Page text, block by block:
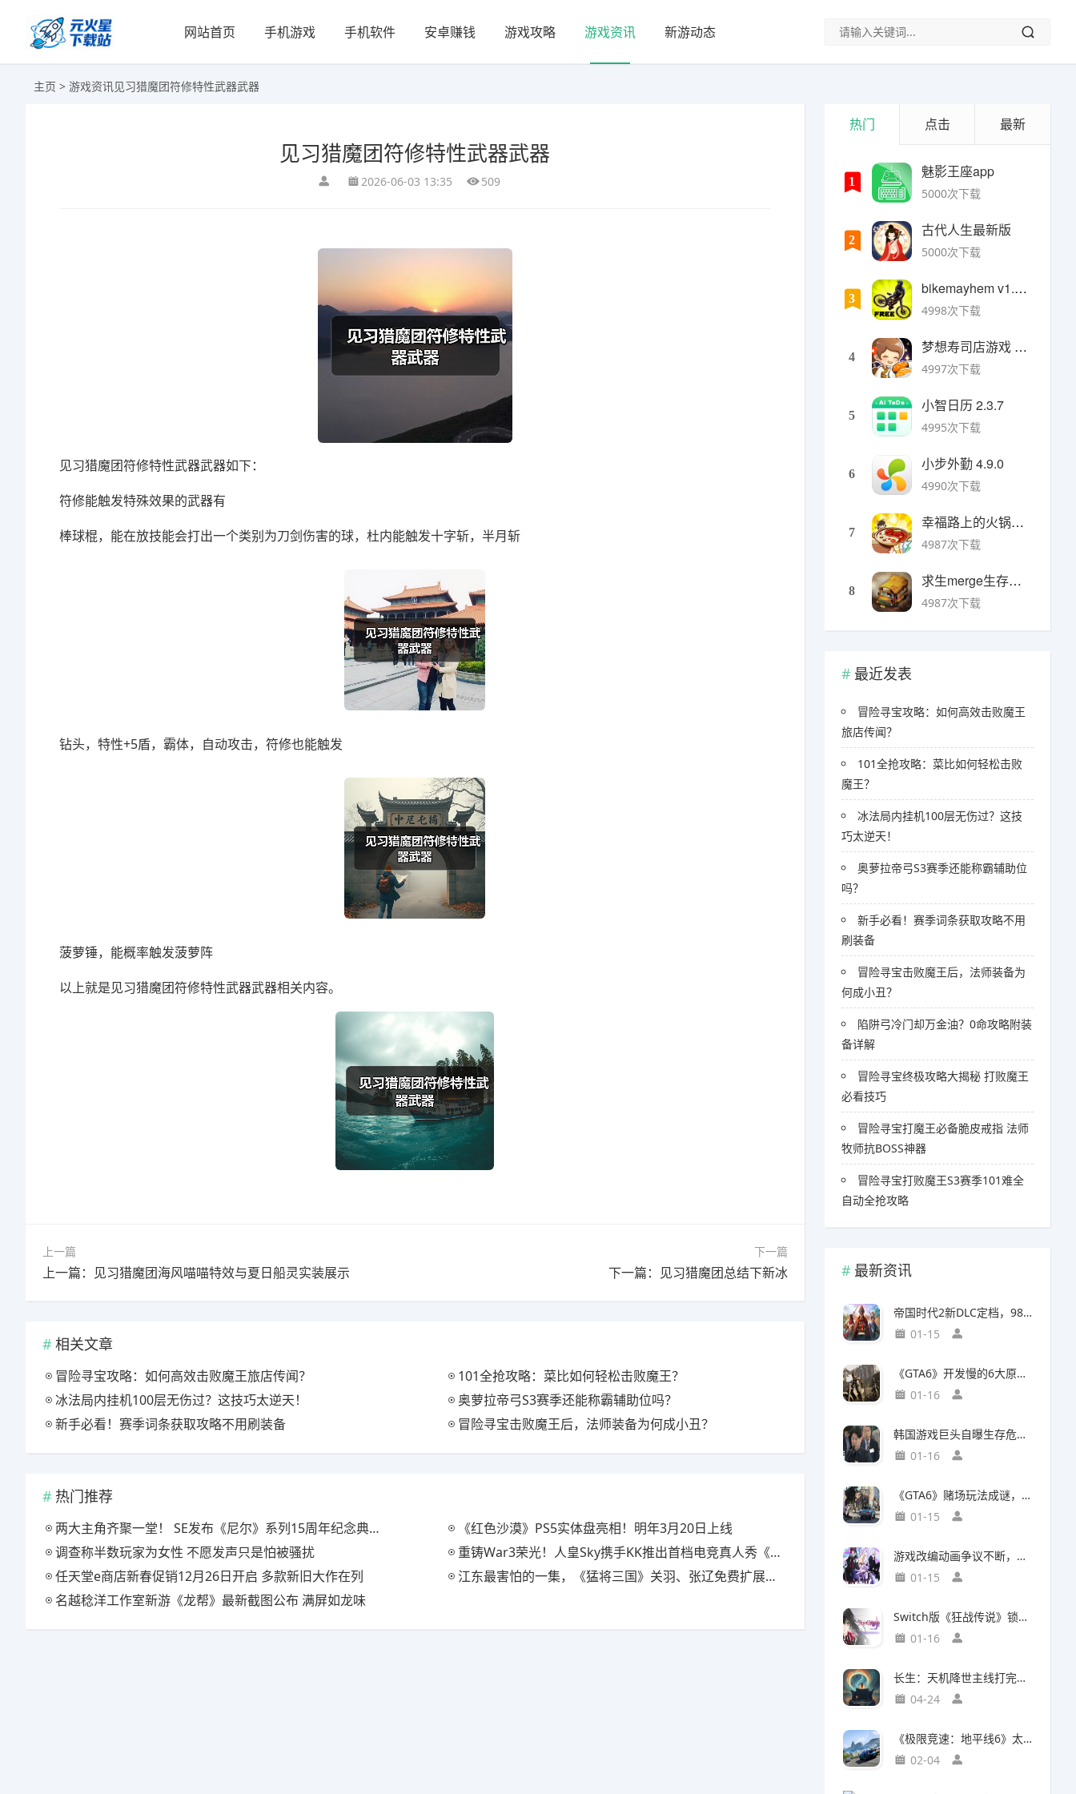
网站首页 手机游戏 手机软件 安卓赚钱 游戏攻略 游戏资讯 新游动态
主页 > 游戏资讯见习猎魔团符修特性武器武器
见习猎魔团符修特性武器武器
2026-06-03 13:35 509
见习猎魔团符修特性武器武器如下：
符修能触发特殊效果的武器有
棒球棍，能在放技能会打出一个类别为刀剑伤害的球，杜内能触发十字斩，半月斩
钻头，特性+5盾，霸体，自动攻击，符修也能触发
菠萝锤，能概率触发菠萝阵
以上就是见习猎魔团符修特性武器武器相关内容。
上一篇
上一篇：见习猎魔团海风喵喵特效与夏日船灵实装展示
下一篇
下一篇：见习猎魔团总结下新冰
相关文章
冒险寻宝攻略：如何高效击败魔王旅店传闻？
101全抢攻略：菜比如何轻松击败魔王？
冰法局内挂机100层无伤过？这技巧太逆天！
奥萝拉帝弓S3赛季还能称霸辅助位吗？
新手必看！赛季词条获取攻略不用刷装备
冒险寻宝击败魔王后，法师装备为何成小丑？
热门推荐
两大主角齐聚一堂！ SE发布《尼尔》系列15周年纪念典藏套装
《红色沙漠》PS5实体盘亮相！明年3月20日上线
调查称半数玩家为女性 不愿发声只是怕被骚扰
重铸War3荣光！人皇Sky携手KK推出首档电竞真人秀《寻找下一个Sky》
任天堂e商店新春促销12月26日开启 多款新旧大作在列
江东最害怕的一集，《猛将三国》关羽、张辽免费扩展包现已上线
名越稔洋工作室新游《龙帮》最新截图公布 满屏如龙味
热门 点击 最新
1
魅影王座app
5000次下载
2
古代人生最新版
5000次下载
3
bikemayhem v1.6.2安卓版
4998次下载
4
梦想寿司店游戏 v4.14.1安卓版
4997次下载
5
小智日历 2.3.7
4995次下载
6
小步外勤 4.9.0
4990次下载
7
幸福路上的火锅店官方版 v5.3.5安卓版
4987次下载
8
求生merge生存之地手机版 v1.48.0安卓版
4987次下载
最近发表
冒险寻宝攻略：如何高效击败魔王
旅店传闻？
101全抢攻略：菜比如何轻松击败
魔王？
冰法局内挂机100层无伤过？这技
巧太逆天！
奥萝拉帝弓S3赛季还能称霸辅助位
吗？
新手必看！赛季词条获取攻略不用
刷装备
冒险寻宝击败魔王后，法师装备为
何成小丑？
陷阱弓冷门却万金油？0命攻略附装
备详解
冒险寻宝终极攻略大揭秘 打败魔王
必看技巧
冒险寻宝打魔王必备脆皮戒指 法师
牧师抗BOSS神器
冒险寻宝打败魔王S3赛季101难全
自动全抢攻略
最新资讯
帝国时代2新DLC定档，98元预购竟藏三大美洲文明秘密
01-15
《GTA6》开发慢的6大原因，竟与编剧离职和内部矛盾有关
01-16
韩国游戏巨头自曝生存危机，竟要靠AI以一敌百对抗中国
01-16
《GTA6》赌场玩法成谜，50国曾因赌博功能封禁前作
01-15
游戏改编动画争议不断，编剧被踢出局背后竟有隐情
01-15
Switch版《狂战传说》锁定30帧，次世代主机却能60帧流畅运行，差距背后有何玄机？
01-16
长生：天机降世主线打完了，说一下大概情况吧
04-24
《极限竞速：地平线6》太真实震惊玩家：这跟现实的日本一样！
02-04